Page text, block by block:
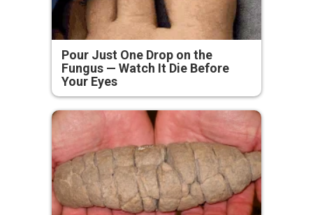
Pour Just One Drop on the
Fungus — Watch It Die Before
Your Eyes